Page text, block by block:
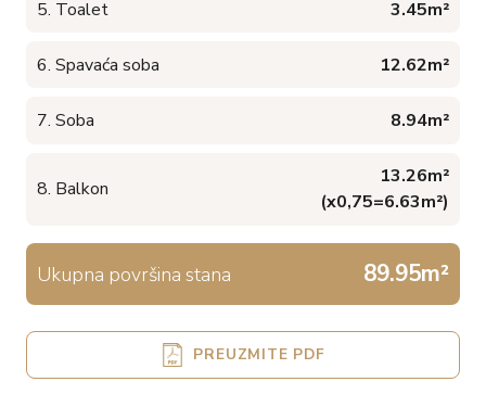
5. Toalet 3.45m²
6. Spavaća soba 12.62m²
7. Soba 8.94m²
8. Balkon
13.26m²
(x0,75=6.63m²)
Ukupna površina stana 89.95m²
PREUZMITE PDF